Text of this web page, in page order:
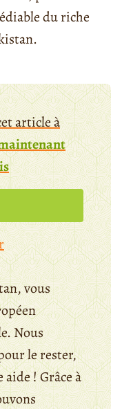
du riche
article à
vous
Nous
le rester,
! Grâce à